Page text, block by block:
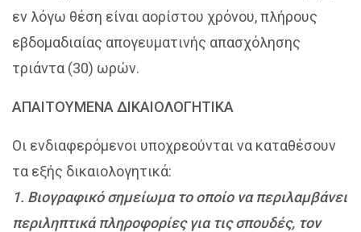
εν λόγω θέση είναι αορίστου χρόνου, πλήρους
εβδομαδιαίας απογευματινής απασχόλησης
τριάντα (30) ωρών.
ΑΠΑΙΤΟΥΜΕΝΑ ΔΙΚΑΙΟΛΟΓΗΤΙΚΑ
Οι ενδιαφερόμενοι υποχρεούνται να καταθέσουν
τα εξής δικαιολογητικά:
1. Βιογραφικό σημείωμα το οποίο να περιλαμβάνει
περιληπτικά πληροφορίες για τις σπουδές, τον